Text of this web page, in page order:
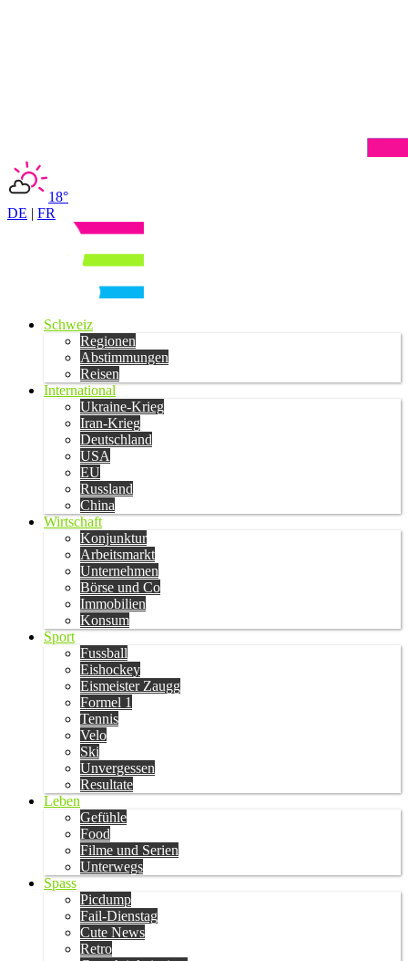
18°
DE | FR
Schweiz
Regionen
Abstimmungen
Reisen
International
Ukraine-Krieg
Iran-Krieg
Deutschland
USA
EU
Russland
China
Wirtschaft
Konjunktur
Arbeitsmarkt
Unternehmen
Börse und Co
Immobilien
Konsum
Sport
Fussball
Eishockey
Eismeister Zaugg
Formel 1
Tennis
Velo
Ski
Unvergessen
Resultate
Leben
Gefühle
Food
Filme und Serien
Unterwegs
Spass
Picdump
Fail-Dienstag
Cute News
Retro